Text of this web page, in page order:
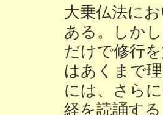
大乗仏法に
ある。しか
だけで修行
はあくまで
には、さら
経を読誦す